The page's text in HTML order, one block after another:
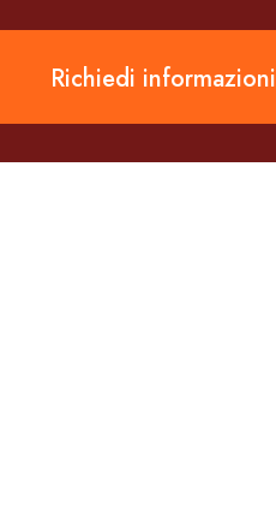
Richiedi informazioni